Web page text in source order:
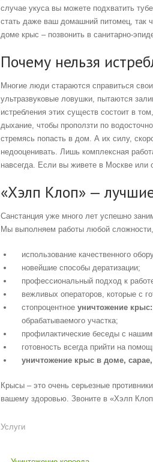
случае укуса вы можете подхватить
стать даже ваш домашний питомец, так
доме крыс – позвонить в санитарно-
Почему нельзя
Многие люди стараются справиться
ультразвуковые ловушки, пытаются
истребления этих существ состоит в
дыхание, чтобы проползти по
стремясь попасть в дом. А их силу,
недооценивать. Лишь комплексная
навсегда. Если вы живете в Москве
«Хэлп Клоп» —
Санстанция уже много лет успешно
Мы выполняем работы любой
использование качественного
новейшие способы дератизации;
профессиональный подход к
вежливых операторов, которые с
стопроцентное уничтожение
обрабатываемого участка;
профилактические беседы с
готовность всегда прийти на
уничтожение крыс в доме,
Крысы – это очень серьезные
вашему здоровью. Звоните в «Хэлп
Услуги